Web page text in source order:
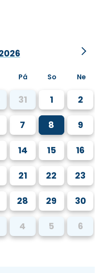
Pá So Ne
31 1 2
7 8 9
14 15 16
21 22 23
28 29 30
4 5 6